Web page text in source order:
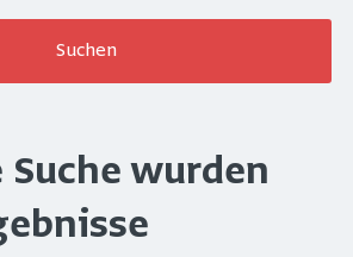
Suchen
Suche wurden